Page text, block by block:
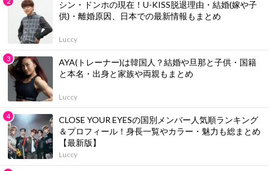
シン・ドンホの現在！U-KISS脱退理由・結婚(嫁や子
供)・離婚原因、日本での最新情報もまとめ
Luccy
AYA(トレーナー)は韓国人？結婚や旦那と子供・国籍
と本名・出身と家族や両親もまとめ
Luccy
CLOSE YOUR EYESの国別メンバー人気順ランキング
＆プロフィール！身長一覧やカラー・魅力も総まとめ
【最新版】
Luccy